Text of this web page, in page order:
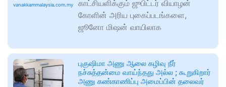
vanakkammalaysia.com.my
காட்சியளிக்கும் ஜுபிட்டர் வியாழன்
கோளின் அரிய புகைப்படங்களை,
ஜூனோ மிஷன் வாயிலாக
புகுஷிமா அணு ஆலை கழிவு நீர்
நச்சுத்தன்மை வாய்ந்தது அல்ல ; கூறுகிறார்
அணு கண்காணிப்பு அமைப்பின் தலைவர்